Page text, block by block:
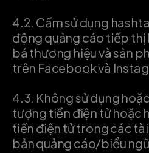
4.2. Cấm sử dụng
động quảng cáo tiếp thị
bá thương hiệu và sản
trên Facebook và
4.3. Không sử dụng
tượng tiền điện tử hoặc
tiền điện tử trong các
bản quảng cáo/biểu